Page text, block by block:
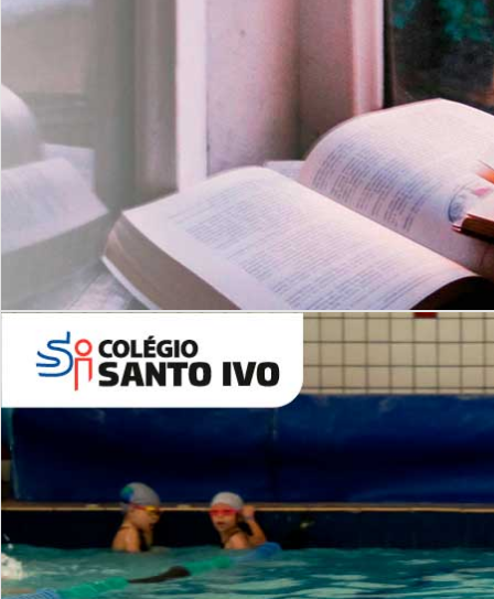
Leituras Literárias
Com imersão Bilingue - Anos
Finais
6º AO 9º ANO FUNDAMENTAL
Inglês: Turmas Reduzidas
(Proficiência)
ALUNOS NOVOS
Entre em Contato